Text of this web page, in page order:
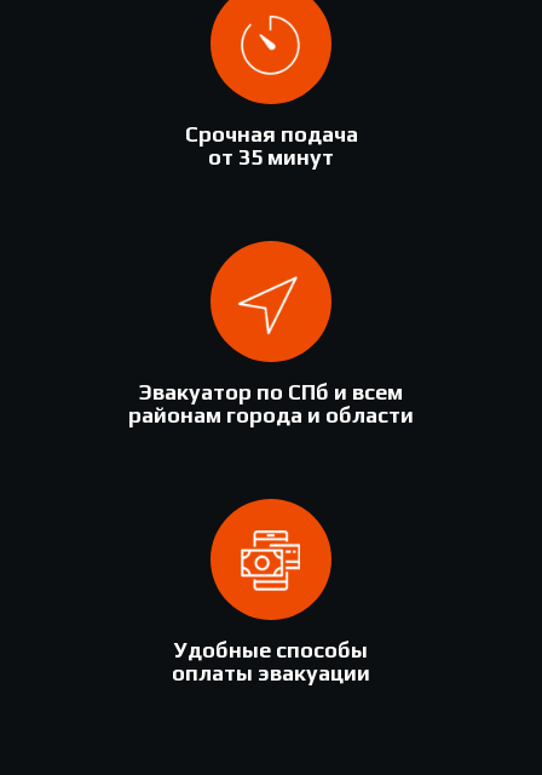
Срочная подача
от 35 минут
Эвакуатор по СПб и всем
районам города и области
Удобные способы
оплаты эвакуации